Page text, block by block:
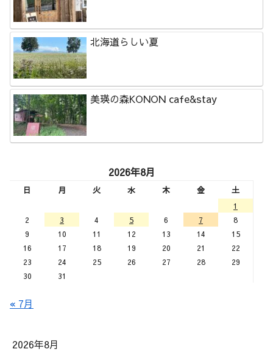
北海道らしい夏
美瑛の森KONON cafe&stay
2026年8月
日 月 火 水 木 金
土
1
2
3 4 5 6 7
8
9
10 11 12 13 14
15
16
17 18 19 20 21
22
23
24 25 26 27 28
29
30
31
« 7月
2026年8月